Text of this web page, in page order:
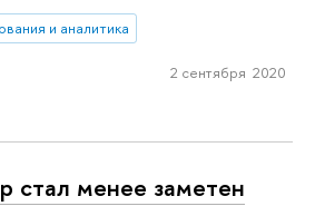
и аналитика
2 сентября 2020
стал менее заметен